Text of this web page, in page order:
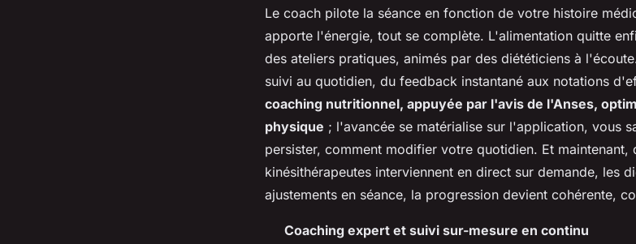
Le coach pilote la séance en fonction de votre histoire
apporte l'énergie, tout se complète. L'alimentation quitte
des ateliers pratiques, animés par des diététiciens à
suivi au quotidien, du feedback instantané aux notations
coaching nutritionnel, appuyée par l'avis de l'Anses,
physique ; l'avancée se matérialise sur l'application, vous
persister, comment modifier votre quotidien. Et maintenant,
kinésithérapeutes interviennent en direct sur demande, les
ajustements en séance, la progression devient cohérente,
Coaching expert et suivi sur-mesure en continu